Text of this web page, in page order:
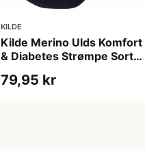
KILDE
Kilde Merino Ulds Komfort
& Diabetes Strømpe Sort
79,95 kr